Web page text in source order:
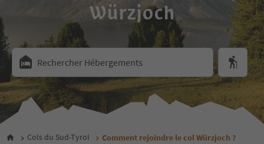
Würzjoch
Rechercher Hébergements
Cols du Sud-Tyrol Comment rejoindre le col Würzjoch ?